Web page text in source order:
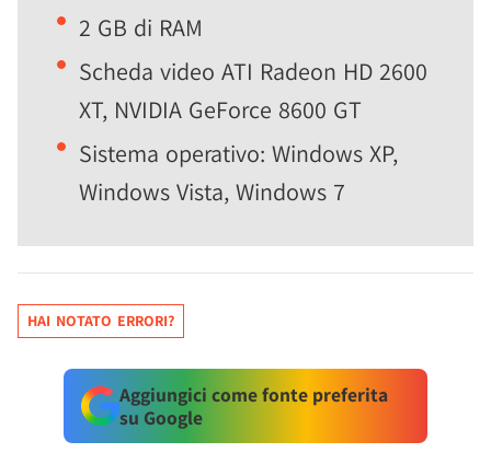
2 GB di RAM
Scheda video ATI Radeon HD 2600
XT, NVIDIA GeForce 8600 GT
Sistema operativo: Windows XP,
Windows Vista, Windows 7
HAI NOTATO ERRORI?
Aggiungici come fonte preferita
su Google